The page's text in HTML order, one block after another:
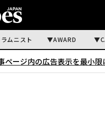
ムニスト AWARD
ページ内の広告表示を最小限